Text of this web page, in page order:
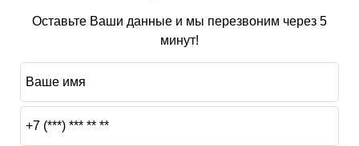
Оставьте Ваши данные и мы перезвоним через 5
минут!